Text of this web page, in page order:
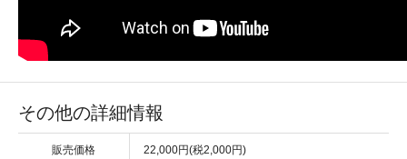
その他の詳細情報
販売価格 22,000円(税2,000円)